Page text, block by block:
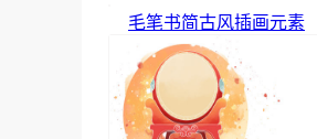
毛笔书简古风插画元素